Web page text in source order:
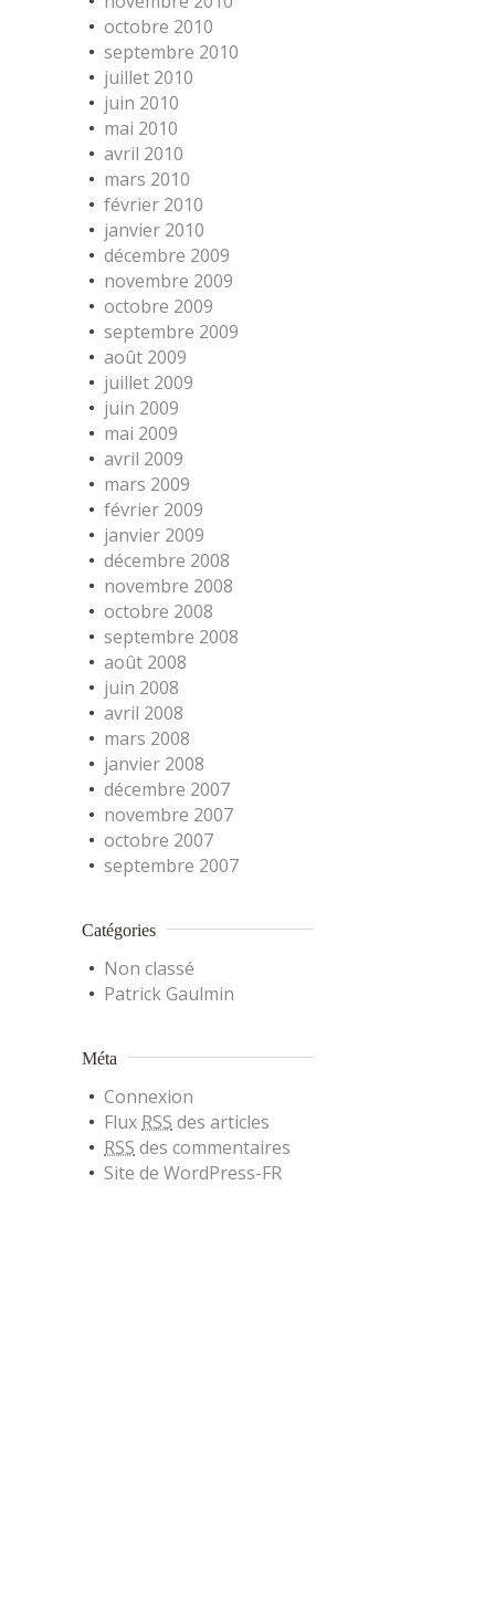
octobre 2010
septembre 2010
juillet 2010
juin 2010
mai 2010
avril 2010
mars 2010
février 2010
janvier 2010
décembre 2009
novembre 2009
octobre 2009
septembre 2009
août 2009
juillet 2009
juin 2009
mai 2009
avril 2009
mars 2009
février 2009
janvier 2009
décembre 2008
novembre 2008
octobre 2008
septembre 2008
août 2008
juin 2008
avril 2008
mars 2008
janvier 2008
décembre 2007
novembre 2007
octobre 2007
septembre 2007
Catégories
Non classé
Patrick Gaulmin
Méta
Connexion
Flux RSS des articles
RSS des commentaires
Site de WordPress-FR